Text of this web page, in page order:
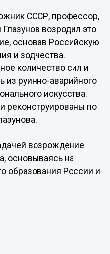
СССР, профессор,
возродил это
основав Российскую
и зодчества.
количество сил и
из руинно-аварийного
искусства.
реконструированы по
возрождение
основываясь на
образования России и